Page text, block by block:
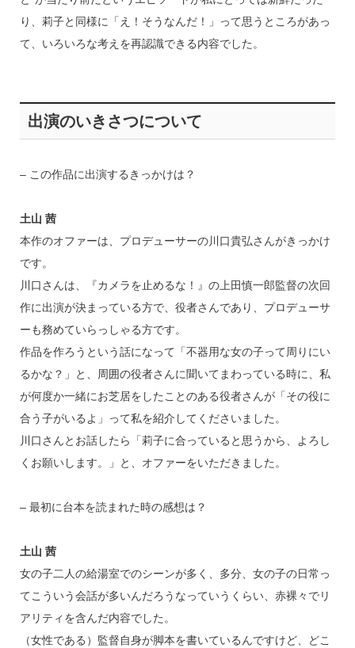
り、莉子と同様に「え！そうなんだ！」って思うところがあっ
て、いろいろな考えを再認識できる内容でした。
出演のいきさつについて
– この作品に出演するきっかけは？
土山 茜
本作のオファーは、プロデューサーの川口貴弘さんがきっかけ
です。
川口さんは、『カメラを止めるな！』の上田慎一郎監督の次回
作に出演が決まっている方で、役者さんであり、プロデューサ
ーも務めていらっしゃる方です。
作品を作ろうという話になって「不器用な女の子って周りにい
るかな？」と、周囲の役者さんに聞いてまわっている時に、私
が何度か一緒にお芝居をしたことのある役者さんが「その役に
合う子がいるよ」って私を紹介してくださいました。
川口さんとお話したら「莉子に合っていると思うから、よろし
くお願いします。」と、オファーをいただきました。
– 最初に台本を読まれた時の感想は？
土山 茜
女の子二人の給湯室でのシーンが多く、多分、女の子の日常っ
てこういう会話が多いんだろうなっていうくらい、赤裸々でリ
アリティを含んだ内容でした。
（女性である）監督自身が脚本を書いているんですけど、どこ